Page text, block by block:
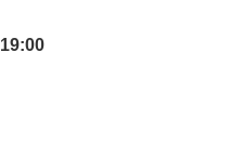
19:00